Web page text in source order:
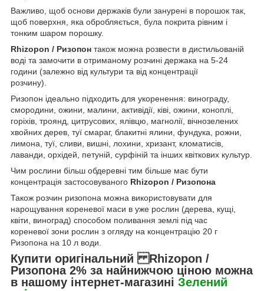
Важливо, щоб основи держаків були занурені в порошок так,
щоб поверхня, яка обробляється, була покрита рівним і
тонким шаром порошку.
Rhizopon / Ризопон також можна розвести в дистильованій
воді та замочити в отриманому розчині держака на 5-24
години (залежно від культури та від концентрації
розчину).
Ризопон ідеально підходить для укоренення: винограду,
смородини, ожини, малини, активідії, ківі, ожини, коноплі,
горіхів, троянд, цитрусових, ялівцю, магнолії, вічнозелених
хвойних дерев, туї смараг, блакитні ялини, фундука, рожни,
лимона, туї, сливи, вишні, лохини, хризант, кломатисів,
лаванди, орхідей, петуній, сурфіній та інших квіткових культур.
Чим рослини більш обдеревні тим більше має бути
концентрація застосовуваного Rhizopon / Ризопона
Також розчин ризопона можна використовувати для
нарощування кореневої маси в уже рослин (дерева, кущі,
квіти, виноград) способом поливання землі під час
кореневої зони рослин з огляду на концентрацію 20 г
Ризопона на 10 л води.
Купити оригінальнийRhizopon /
Ризопона 2% за найнижчою ціною можна
в нашому інтернет-магазині Зелений